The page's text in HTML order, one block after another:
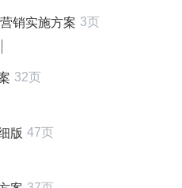
销实施方案 3页
32页
版 47页